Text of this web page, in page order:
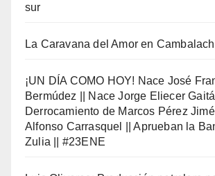
sur
La Caravana del Amor en
¡UN DÍA COMO HOY! Nace José
Bermúdez || Nace Jorge Eliecer
Derrocamiento de Marcos Pérez
Alfonso Carrasquel || Aprueban la
Zulia || #23ENE